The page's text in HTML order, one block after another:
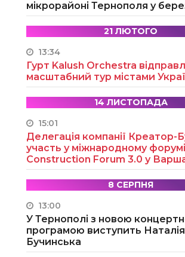
мікрорайоні Тернополя у
21 ЛЮТОГО
13:34
Гурт Kalush Orchestra
масштабний тур містами
14 ЛИСТОПАДА
15:01
Делегація компанії Креатор-
участь у міжнародному
Construction Forum 3.0 у
8 СЕРПНЯ
13:00
У Тернополі з новою
програмою виступить Наталія
Бучинська